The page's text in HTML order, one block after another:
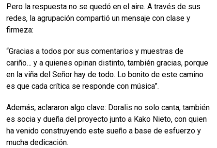
Pero la respuesta no se quedó en el aire. A través de sus
redes, la agrupación compartió un mensaje con clase y
firmeza:
“Gracias a todos por sus comentarios y muestras de
cariño… y a quienes opinan distinto, también gracias, porque
en la viña del Señor hay de todo. Lo bonito de este camino
es que cada crítica se responde con música”.
Además, aclararon algo clave: Doralis no solo canta, también
es socia y dueña del proyecto junto a Kako Nieto, con quien
ha venido construyendo este sueño a base de esfuerzo y
mucha dedicación.